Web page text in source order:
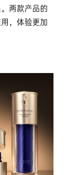
两款产品的
，体验更加